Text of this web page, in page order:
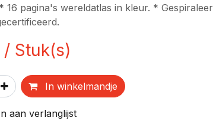
16 pagina's wereldatlas in kleur. *
/ Stuk(s)
In winkelmandje
aan verlanglijst